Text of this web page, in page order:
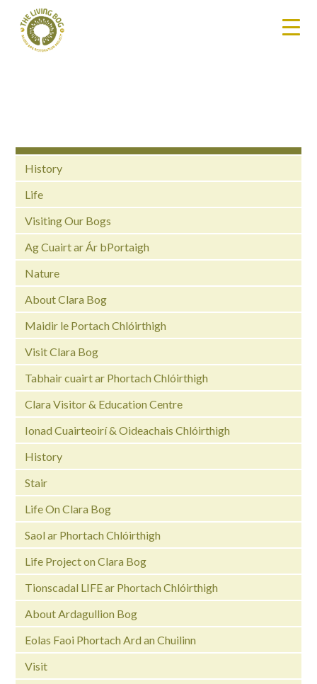
History
Life
Visiting Our Bogs
Ag Cuairt ar Ár bPortaigh
Nature
About Clara Bog
Maidir le Portach Chlóirthigh
Visit Clara Bog
Tabhair cuairt ar Phortach Chlóirthigh
Clara Visitor & Education Centre
Ionad Cuairteoirí & Oideachais Chlóirthigh
History
Stair
Life On Clara Bog
Saol ar Phortach Chlóirthigh
Life Project on Clara Bog
Tionscadal LIFE ar Phortach Chlóirthigh
About Ardagullion Bog
Eolas Faoi Phortach Ard an Chuilinn
Visit